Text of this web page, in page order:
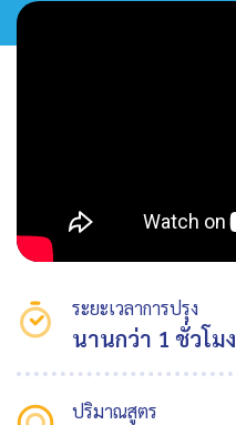
ระยะเวลาการปรุง
นานกว่า 1 ชั่วโมง
ปริมาณสูตร